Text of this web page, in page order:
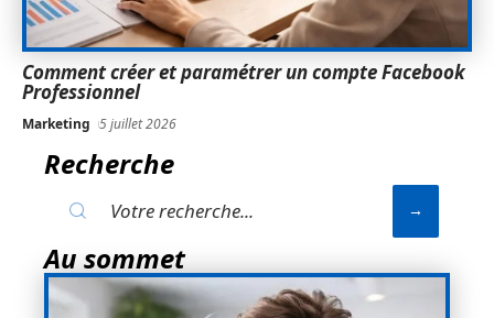
Comment créer et paramétrer un compte Facebook
Professionnel
Marketing 5 juillet 2026
Recherche
Au sommet